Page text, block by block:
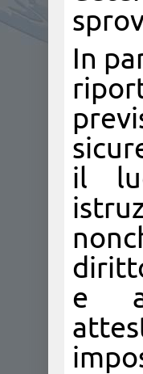
In
il
e